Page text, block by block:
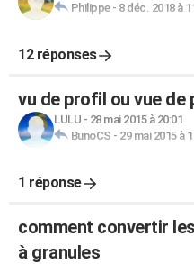
Philippe- 8 déc. 2018 à
12 réponses
vu de profil ou vue de
LULU - 28 mai 2015 à 20:01
BunoCS - 29 mai 2015 à
1 réponse
comment convertir
à granules